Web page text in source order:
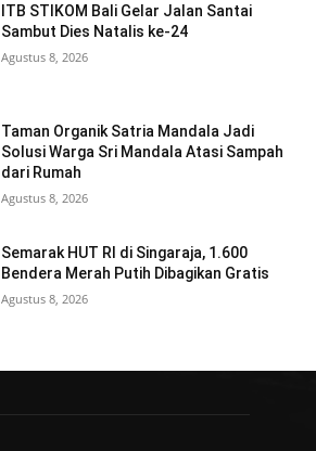
ITB STIKOM Bali Gelar Jalan Santai
Sambut Dies Natalis ke-24
Agustus 8, 2026
Taman Organik Satria Mandala Jadi
Solusi Warga Sri Mandala Atasi Sampah
dari Rumah
Agustus 8, 2026
Semarak HUT RI di Singaraja, 1.600
Bendera Merah Putih Dibagikan Gratis
Agustus 8, 2026